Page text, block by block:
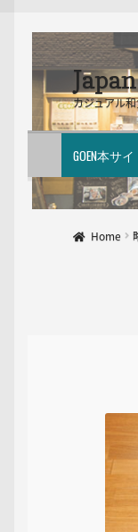
ナ
ビ
ゲ
ー
シ
ン
へ
ス
コ
ン
テ
ン
ツ
ス
キ
ッ
カジュアル
GOEN本サイ
Home